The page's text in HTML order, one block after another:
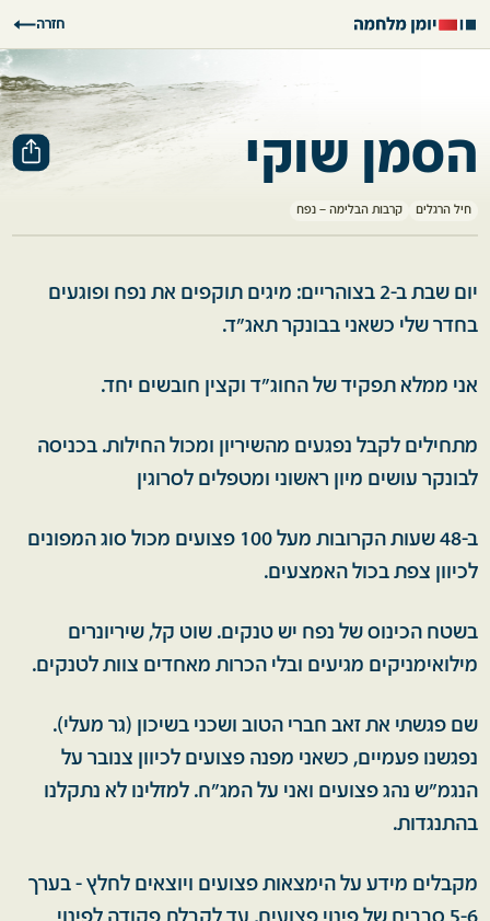
חזרה
הסמן שוקי
חיל הרגלים קרבות הבלימה – נפח
יום שבת ב-2 בצוהריים: מיגים תוקפים את נפח ופוגעים
בחדר שלי כשאני בבונקר תאג"ד.
אני ממלא תפקיד של החוג"ד וקצין חובשים יחד.
מתחילים לקבל נפגעים מהשיריון ומכול החילות. בכניסה
לבונקר עושים מיון ראשוני ומטפלים לסרוגין
ב-48 שעות הקרובות מעל 100 פצועים מכול סוג המפונים
לכיוון צפת בכול האמצעים.
בשטח הכינוס של נפח יש טנקים. שוט קל, שיריונרים
מילואימניקים מגיעים ובלי הכרות מאחדים צוות לטנקים.
שם פגשתי את זאב חברי הטוב ושכני בשיכון (גר מעלי).
נפגשנו פעמיים, כשאני מפנה פצועים לכיוון צנובר על
הנגמ"ש נהג פצועים ואני על המג"ח. למזלינו לא נתקלנו
בהתנגדות.
מקבלים מידע על הימצאות פצועים ויוצאים לחלץ - בערך